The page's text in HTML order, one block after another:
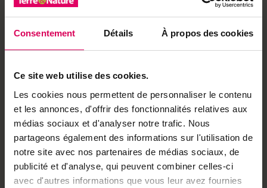
Consentement Détails À propos des cookies
Ce site web utilise des cookies.
Les cookies nous permettent de personnaliser le contenu
et les annonces, d'offrir des fonctionnalités relatives aux
médias sociaux et d'analyser notre trafic. Nous
partageons également des informations sur l'utilisation de
notre site avec nos partenaires de médias sociaux, de
publicité et d'analyse, qui peuvent combiner celles-ci
avec d'autres informations que vous leur avez fournies
À lire aussi
Agriculture
L'initiative pour une
dans sa dernière ligne
Nature
Canicule: quand les
vers de terre meurent,
le sol suffoque